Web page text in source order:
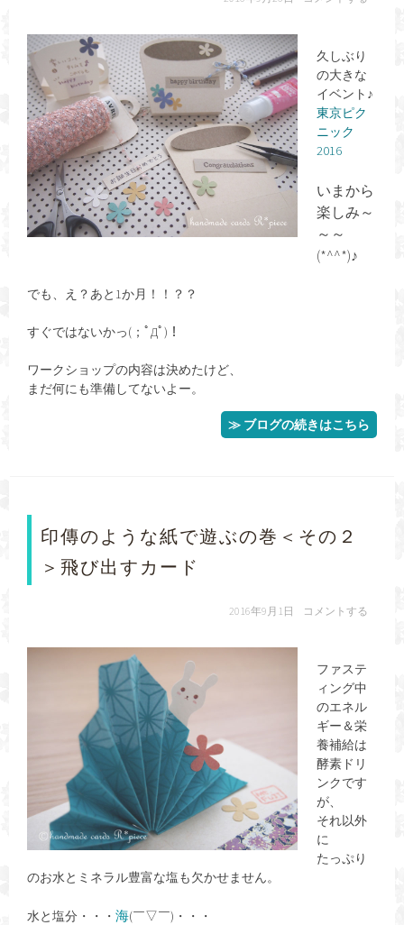
久しぶり
の大きな
イベント♪
東京ピク
ニック
2016
いまから
楽しみ～
～～
(*^^*)♪
でも、え？あと1か月！！？？
すぐではないかっ(；ﾟДﾟ)！
ワークショップの内容は決めたけど、
まだ何にも準備してないよー。
≫ ブログの続きはこちら
印傳のような紙で遊ぶの巻＜その２
＞飛び出すカード
2016年9月1日 コメントする
ファステ
ィング中
のエネル
ギー＆栄
養補給は
酵素ドリ
ンクです
が、
それ以外
に
たっぷり
のお水とミネラル豊富な塩も欠かせません。
水と塩分・・・海(￣▽￣)・・・